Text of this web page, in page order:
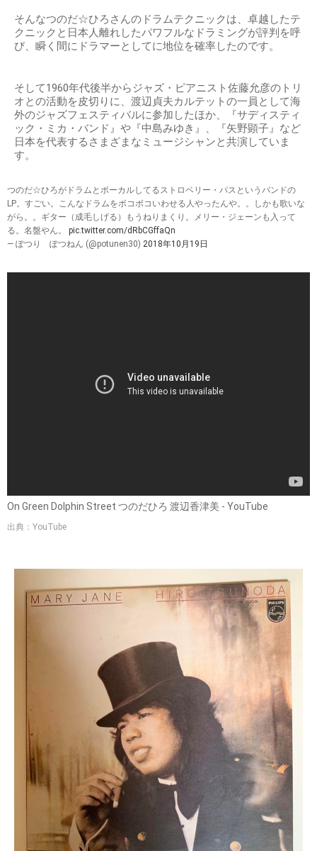
そんなつのだ☆ひろさんのドラムテクニックは、卓越したテ
クニックと日本人離れしたパワフルなドラミングが評判を呼
び、瞬く間にドラマーとしてに地位を確率したのです。
そして1960年代後半からジャズ・ピアニスト佐藤允彦のトリ
オとの活動を皮切りに、渡辺貞夫カルテットの一員として海
外のジャズフェスティバルに参加したほか、『サディスティ
ック・ミカ・バンド』や『中島みゆき』、『矢野顕子』など
日本を代表するさまざまなミュージシャンと共演していま
す。
つのだ☆ひろがドラムとボーカルしてるストロベリー・パスというバンドの
LP。すごい。こんなドラムをボコボコいわせる人やったんや。。しかも歌いな
がら。。ギター（成毛しげる）もうねりまくり。メリー・ジェーンも入って
る。名盤やん。 pic.twitter.com/dRbCGffaQn
— ぽつり ぽつねん (@potunen30) 2018年10月19日
On Green Dolphin Street つのだひろ 渡辺香津美 - YouTube
出典：YouTube